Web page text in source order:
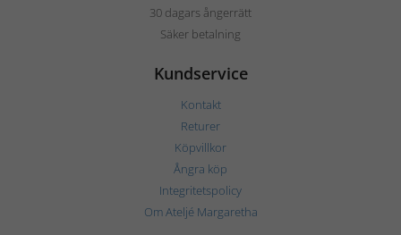
30 dagars ångerrätt
Säker betalning
Kundservice
Kontakt
Returer
Köpvillkor
Ångra köp
Integritetspolicy
Om Ateljé Margaretha